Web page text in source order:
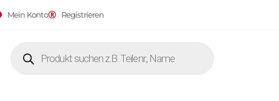
Mein Konto Registrieren